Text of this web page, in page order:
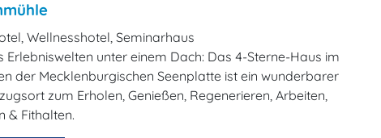
Wellnesshotel, Seminarhaus
Erlebniswelten unter einem Dach: Das 4-Sterne-Haus im
der Mecklenburgischen Seenplatte ist ein wunderbarer
zum Erholen, Genießen, Regenerieren, Arbeiten,
& Fithalten.